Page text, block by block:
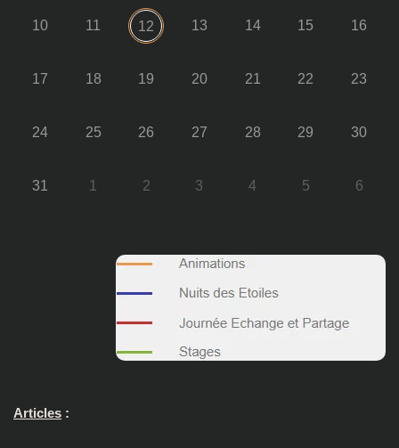
10 11 12 13 14 15 16
17 18 19 20 21 22 23
24 25 26 27 28 29 30
31 1 2 3 4 5 6
Articles :